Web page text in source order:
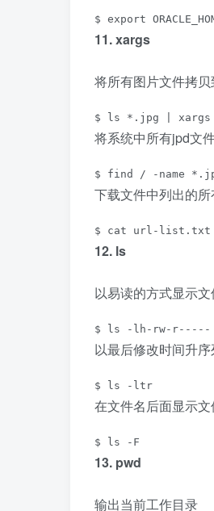
$ export
11. xargs
将所有图片文件拷
$ ls *.jpg | xargs
将系统中所有jpd文
$ find / -name
下载文件中列出的
$ cat url-list.txt |
12. ls
以易读的方式显示
$ ls -lh-rw-r----- 1
以最后修改时间升
$ ls -ltr
在文件名后面显示
$ ls -F
13. pwd
输出当前工作目录